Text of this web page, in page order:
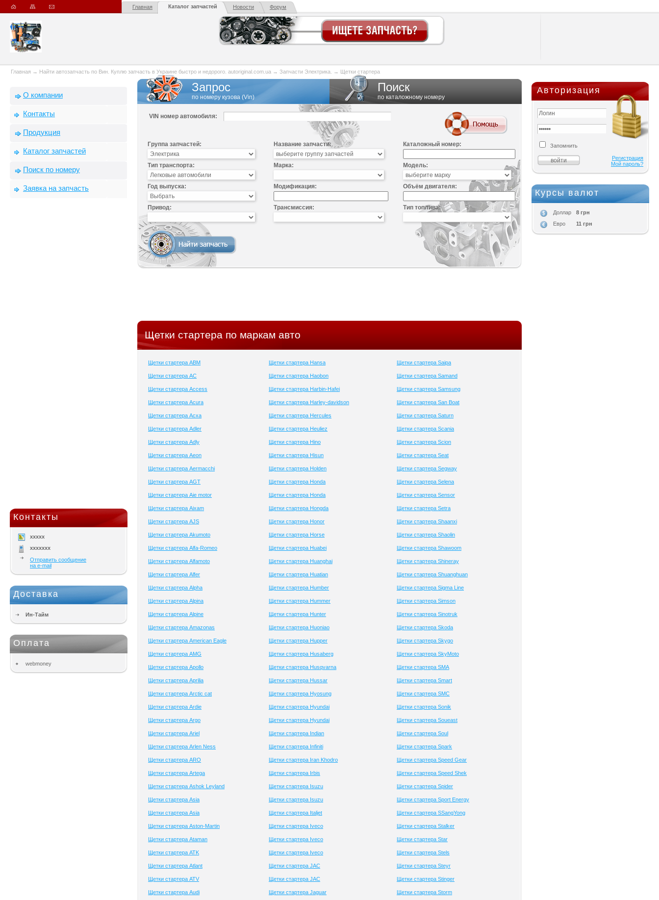
Главная Каталог запчастей Новости Форум
Главная → Найти автозапчасть по Вин. Куплю запчасть в Украине быстро и недорого. autoriginal.com.ua → Запчасти Электрика. → Щетки стартера
О компании
Контакты
Продукция
Каталог запчастей
Поиск по номеру
Заявка на запчасть
Контакты
xxxxx
xxxxxxx
Отправить сообщение
на e-mail
Доставка
Ин-Тайм
Оплата
webmoney
Запрос
по номеру кузова (Vin)
Поиск
по каталожному номеру
VIN номер автомобиля:
Группа запчастей: Название запчасти: Каталожный номер:
Тип транспорта: Марка: Модель:
Год выпуска: Модификация: Объём двигателя:
Привод: Трансмиссия: Тип топлива:
Щетки стартера по маркам авто
Щетки стартера ABM
Щетки стартера AC
Щетки стартера Access
Щетки стартера Acura
Щетки стартера Acxa
Щетки стартера Adler
Щетки стартера Adly
Щетки стартера Aeon
Щетки стартера Aermacchi
Щетки стартера AGT
Щетки стартера Aie motor
Щетки стартера Aixam
Щетки стартера AJS
Щетки стартера Akumoto
Щетки стартера Alfa-Romeo
Щетки стартера Alfamoto
Щетки стартера Alfer
Щетки стартера Alpha
Щетки стартера Alpina
Щетки стартера Alpine
Щетки стартера Amazonas
Щетки стартера American Eagle
Щетки стартера AMG
Щетки стартера Apollo
Щетки стартера Aprilia
Щетки стартера Arctic cat
Щетки стартера Ardie
Щетки стартера Argo
Щетки стартера Ariel
Щетки стартера Arlen Ness
Щетки стартера ARO
Щетки стартера Artega
Щетки стартера Ashok Leyland
Щетки стартера Asia
Щетки стартера Asia
Щетки стартера Aston-Martin
Щетки стартера Ataman
Щетки стартера ATK
Щетки стартера Atlant
Щетки стартера ATV
Щетки стартера Audi
Щетки стартера Hansa
Щетки стартера Haobon
Щетки стартера Harbin-Hafei
Щетки стартера Harley-davidson
Щетки стартера Hercules
Щетки стартера Heuliez
Щетки стартера Hino
Щетки стартера Hisun
Щетки стартера Holden
Щетки стартера Honda
Щетки стартера Honda
Щетки стартера Hongda
Щетки стартера Honor
Щетки стартера Horse
Щетки стартера Huabei
Щетки стартера Huanghai
Щетки стартера Huatian
Щетки стартера Humber
Щетки стартера Hummer
Щетки стартера Hunter
Щетки стартера Huoniao
Щетки стартера Hupper
Щетки стартера Husaberg
Щетки стартера Husqvarna
Щетки стартера Hussar
Щетки стартера Hyosung
Щетки стартера Hyundai
Щетки стартера Hyundai
Щетки стартера Indian
Щетки стартера Infiniti
Щетки стартера Iran Khodro
Щетки стартера Irbis
Щетки стартера Isuzu
Щетки стартера Isuzu
Щетки стартера Italjet
Щетки стартера Iveco
Щетки стартера Iveco
Щетки стартера Iveco
Щетки стартера JAC
Щетки стартера JAC
Щетки стартера Jaguar
Щетки стартера Saipa
Щетки стартера Samand
Щетки стартера Samsung
Щетки стартера San Boat
Щетки стартера Saturn
Щетки стартера Scania
Щетки стартера Scion
Щетки стартера Seat
Щетки стартера Segway
Щетки стартера Selena
Щетки стартера Sensor
Щетки стартера Setra
Щетки стартера Shaanxi
Щетки стартера Shaolin
Щетки стартера Shawoom
Щетки стартера Shineray
Щетки стартера Shuanghuan
Щетки стартера Sigma Line
Щетки стартера Simson
Щетки стартера Sinotruk
Щетки стартера Skoda
Щетки стартера Skygo
Щетки стартера SkyMoto
Щетки стартера SMA
Щетки стартера Smart
Щетки стартера SMC
Щетки стартера Sonik
Щетки стартера Soueast
Щетки стартера Soul
Щетки стартера Spark
Щетки стартера Speed Gear
Щетки стартера Speed Shek
Щетки стартера Spider
Щетки стартера Sport Energy
Щетки стартера SSangYong
Щетки стартера Stalker
Щетки стартера Star
Щетки стартера Stels
Щетки стартера Steyr
Щетки стартера Stinger
Щетки стартера Storm
Авторизация
Запомнить
Регистрация
Мой пароль?
Курсы валют
Доллар
8 грн
Евро
11 грн